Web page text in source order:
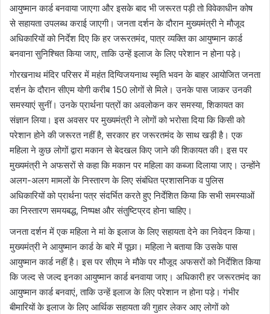
आयुष्मान कार्ड बनवाया जाएगा और इसके बाद भी जरूरत पड़ी तो विवेकाधीन कोष
से सहायता उपलब्ध कराई जाएगी। जनता दर्शन के दौरान मुख्यमंत्री ने मौजूद
अधिकारियों को निर्देश दिए कि हर जरूरतमंद, पात्र व्यक्ति का आयुष्मान कार्ड
बनवाना सुनिश्चित किया जाए, ताकि उन्हें इलाज के लिए परेशान न होना पड़े।
गोरखनाथ मंदिर परिसर में महंत दिग्विजयनाथ स्मृति भवन के बाहर आयोजित जनता
दर्शन के दौरान सीएम योगी करीब 150 लोगों से मिले। उनके पास जाकर उनकी
समस्याएं सुनीं। उनके प्रार्थना पत्रों का अवलोकन कर समस्या, शिकायत का
संज्ञान लिया। इस अवसर पर मुख्यमंत्री ने लोगों को भरोसा दिया कि किसी को
परेशान होने की जरूरत नहीं है, सरकार हर जरूरतमंद के साथ खड़ी है। एक
महिला ने कुछ लोगों द्वारा मकान से बेदखल किए जाने की शिकायत की। इस पर
मुख्यमंत्री ने अफसरों से कहा कि मकान पर महिला का कब्जा दिलाया जाए। उन्होंने
अलग-अलग मामलों के निस्तारण के लिए संबंधित प्रशासनिक व पुलिस
अधिकारियों को प्रार्थना पत्र संदर्भित करते हुए निर्देशित किया कि सभी समस्याओं
का निस्तारण समयबद्ध, निष्पक्ष और संतुष्टिप्रद होना चाहिए।
जनता दर्शन में एक महिला ने मां के इलाज के लिए सहायता देने का निवेदन किया।
मुख्यमंत्री ने आयुष्मान कार्ड के बारे में पूछा। महिला ने बताया कि उसके पास
आयुष्मान कार्ड नहीं है। इस पर सीएम ने मौके पर मौजूद अफसरों को निर्देशित किया
कि जल्द से जल्द इनका आयुष्मान कार्ड बनवाया जाए। अधिकारी हर जरूरतमंद का
आयुष्मान कार्ड बनवाएं, ताकि उन्हें इलाज के लिए परेशान न होना पड़े। गंभीर
बीमारियों के इलाज के लिए आर्थिक सहायता की गुहार लेकर आए लोगों को